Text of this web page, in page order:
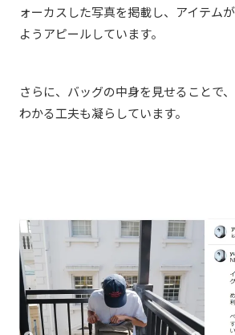
ォーカスした写真を掲載し、アイテム
ようアピールしています。
さらに、バッグの中身を見せることで
わかる工夫も凝らしています。